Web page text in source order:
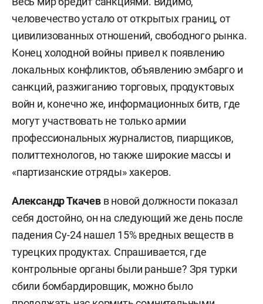
человечество устало от открытых границ, от
цивилизованных отношений, свободного рынка.
Конец холодной войны привел к появлению
локальных конфликтов, объявлению эмбарго и
санкций, разжиганию торговых, продуктовых
войн и, конечно же, информационных битв, где
могут участвовать не только армии
профессиональных журналистов, пиарщиков,
политтехнологов, но также широкие массы и
«партизанские отряды» хакеров.
Александр Ткачевв новой должности показал
себя достойно, он на следующий же день после
падения Су-24 нашел 15% вредных веществ в
турецких продуктах. Спрашивается, где
контрольные органы были раньше? Зря турки
сбили бомбардировщик, можно было